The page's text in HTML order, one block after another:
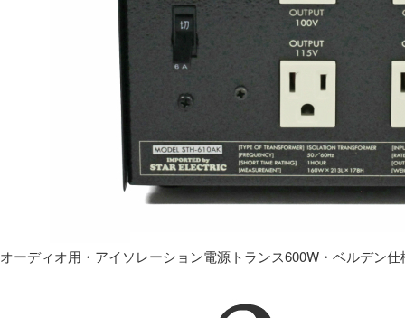
オーディオ用・アイソレーション電源トランス600W・ベルデン仕